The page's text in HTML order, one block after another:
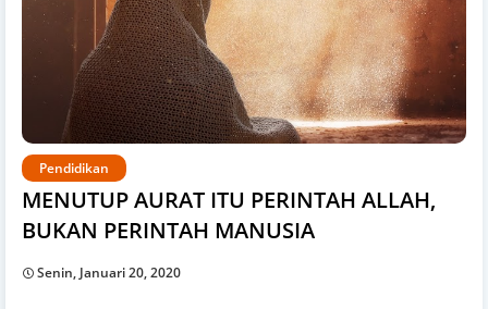
Pendidikan
MENUTUP AURAT ITU PERINTAH ALLAH,
BUKAN PERINTAH MANUSIA
Senin, Januari 20, 2020